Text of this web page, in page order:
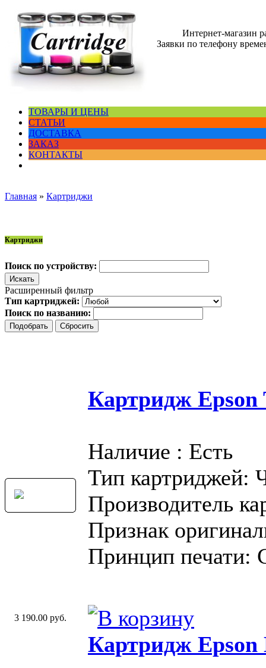
Интернет-магазин
Заявки по телефону
ТОВАРЫ И ЦЕНЫ
СТАТЬИ
ДОСТАВКА
ЗАКАЗ
КОНТАКТЫ
Главная » Картриджи
Картриджи
Поиск по устройству:
Расширенный фильтр
Тип картриджей:
Поиск по названию:
Картридж Epson
Наличие : Есть
Тип картриджей:
Производитель
Признак
Принцип печати:
3 190.00 руб.
Картридж Epson